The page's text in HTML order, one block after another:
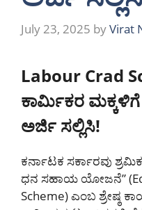
July 23, 2025 byVirat
Labour Crad
ಕಾರ್ಮಿಕರ
ಅರ್ಜಿ ಸಲ್ಲಿಸಿ!
ಕರ್ನಾಟಕ ಸರ್ಕಾರವು
ಧನ ಸಹಾಯ ಯೋಜನೆ”
Scheme) ಎಂಬ ಶ್ರೇಷ್ಠ